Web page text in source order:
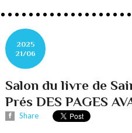
2025
21/06
Salon du livre de
Prés DES PAGES
Share